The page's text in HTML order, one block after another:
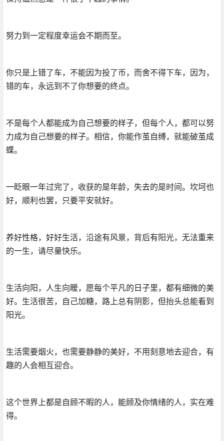
努力到一定程度幸运会不期而至。
你只是上错了车，不能因为投了币，而舍不得下车，因为，
错的车，永远到不了你想要的终点。
不是每个人都能成为自己想要的样子，但每个人，都可以努
力成为自己想要的样子。相信，你能作茧自缚，就能破茧成
蝶。
一眨眼一年过完了，收获的是年龄，失去的是时间。坎坷也
好，顺利也罢，只要平安就好。
养好性格，好好生活，沿途有风景，背后有阳光，无法重来
的一生，请尽量快乐。
生活向阳，人生向䁔，愿每个平凡的日子里，都有细微的美
好。生活很苦，自己加糖，路上总有阴影，但抬头总能看到
阳光。
生活需要烟火，也需要静静的美好，不用刻意地去迎合，有
趣的人会相互迎合。
这个世界上都是自顾不暇的人，能顾及你情绪的人，实在难
得。